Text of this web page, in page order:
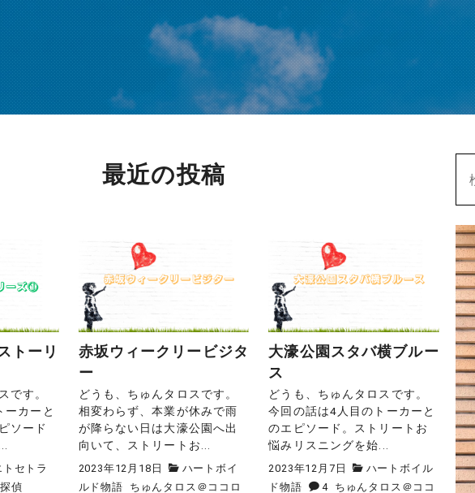
最近の投稿
トーリ
です。
ーカーと
ソード
トセトラ
偵
赤坂ウィークリービジタ
ー
どうも、ちゅんタロスです。
相変わらず、本業が休みで雨
が降らない日は大濠公園へ出
向いて、ストリートお...
2023年12月18日
ハートボイ
ルド物語
ちゅんタロス＠ココロ
大濠公園スタバ横ブルー
ス
どうも、ちゅんタロスです。
今回の話は4人目のトーカーと
のエピソード。ストリートお
悩みリスニングを始...
2023年12月7日
ハートボイル
ド物語
4 ちゅんタロス＠ココ